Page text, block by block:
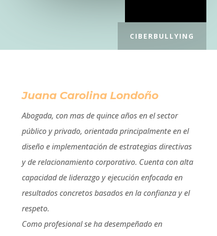
CIBERBULLYING
Juana Carolina Londoño
Abogada, con mas de quince años en el sector
público y privado, orientada principalmente en el
diseño e implementación de estrategias directivas
y de relacionamiento corporativo. Cuenta con alta
capacidad de liderazgo y ejecución enfocada en
resultados concretos basados en la confianza y el
respeto.
Como profesional se ha desempeñado en